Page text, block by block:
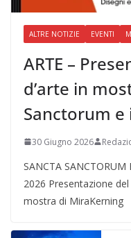
ALTRE NOTIZIE EVENTI
ARTE –
d’arte in
Sanctorum e
30 Giugno 2026
SANCTA SANCTORUM
2026 Presentazione
mostra di MiraKerning